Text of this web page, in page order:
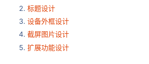
标题设计
设备外框设计
截屏图片设计
扩展功能设计